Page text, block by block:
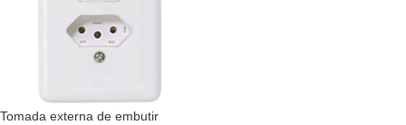
Tomada externa de embutir